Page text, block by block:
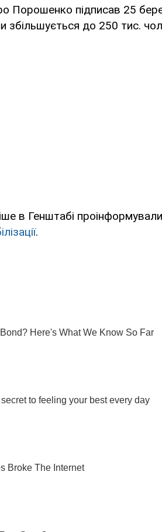
Порошенко підписав 25
збільшується до 250 тис.
в Генштабі
.